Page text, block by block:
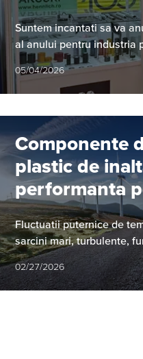
Suntem incantati sa va
al anului pentru industria
05/04/2026
Componente
plastic de
performanta
turbine
Fluctuatii puternice de
sarcini mari, turbulente,
turbinele eoliene trebuie
fiabil in conditii…
02/27/2026